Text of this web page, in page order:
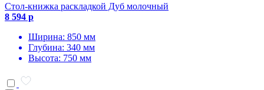
Стол-книжка раскладкой Дуб молочный
8 594 р
Ширина: 850 мм
Глубина: 340 мм
Высота: 750 мм